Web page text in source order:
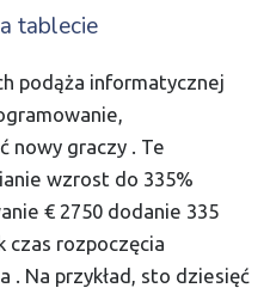
tablecie
podąża informatycznej
nowy graczy . Te
wzrost do 335%
€ 2750 dodanie 335
czas rozpoczęcia
. Na przykład, sto dziesięć